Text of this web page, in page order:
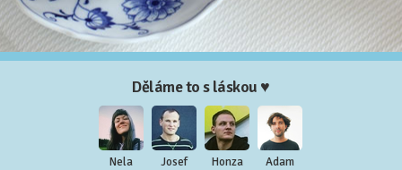
Děláme to s láskou ♥
Nela Josef Honza Adam